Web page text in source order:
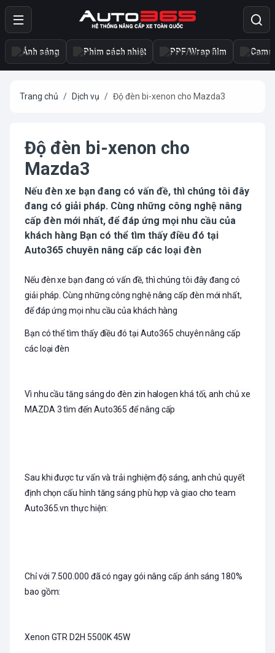
Ánh sáng Phim cách nhiệt PPF/Wrap film
Trang chủ Dịch vụ Độ đèn bi-xenon cho Mazda3
Độ đèn bi-xenon cho
Mazda3
Nếu đèn xe bạn đang có vấn đề, thì chúng tôi đây
đang có giải pháp. Cùng những công nghệ nâng
cấp đèn mới nhất, để đáp ứng mọi nhu cầu của
khách hàng Bạn có thể tìm thấy điều đó tại
Auto365 chuyên nâng cấp các loại đèn
Nếu đèn xe bạn đang có vấn đề, thì chúng tôi đây đang có
giải pháp. Cùng những công nghệ nâng cấp đèn mới nhất,
để đáp ứng mọi nhu cầu của khách hàng
Bạn có thể tìm thấy điều đó tại Auto365 chuyên nâng cấp
các loại đèn
Vì nhu cầu tăng sáng do đèn zin halogen khá tối, anh chủ xe
MAZDA 3 tìm đến Auto365 để nâng cấp
Sau khi được tư vấn và trải nghiệm độ sáng, anh chủ quyết
định chọn cấu hình tăng sáng phù hợp và giao cho team
Auto365.vn thực hiện:
Chỉ với 7.500.000 đã có ngay gói nâng cấp ánh sáng 180%
bao gồm:
Xenon GTR D2H 5500K 45W